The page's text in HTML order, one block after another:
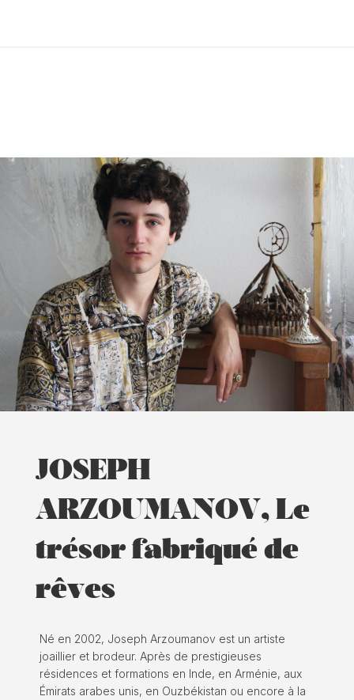
JOSEPH
ARZOUMANOV, Le
trésor fabriqué de
rêves
Né en 2002, Joseph Arzoumanov est un artiste
joaillier et brodeur. Après de prestigieuses
résidences et formations en Inde, en Arménie, aux
Émirats arabes unis, en Ouzbékistan ou encore à la